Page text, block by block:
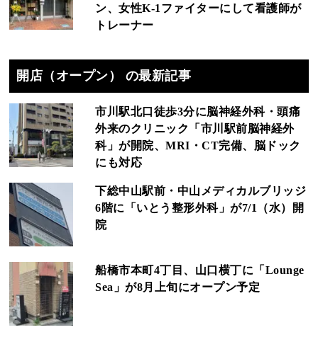
ン、女性K-1ファイターにして看護師が
トレーナー
開店（オープン） の最新記事
市川駅北口徒歩3分に脳神経外科・頭痛
外来のクリニック「市川駅前脳神経外
科」が開院、MRI・CT完備、脳ドック
にも対応
下総中山駅前・中山メディカルブリッジ
6階に「いとう整形外科」が7/1（水）開
院
船橋市本町4丁目、山口横丁に「Lounge
Sea」が8月上旬にオープン予定